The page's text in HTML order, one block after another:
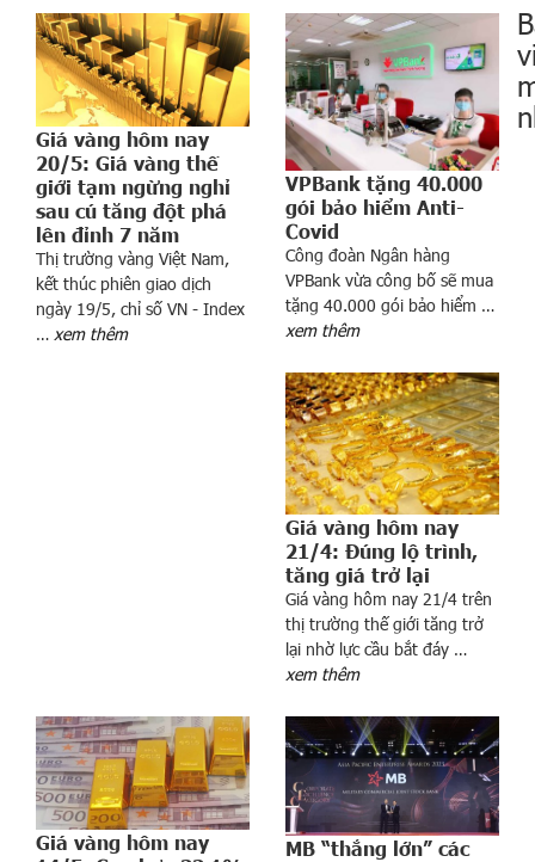
Giá vàng hôm nay
20/5: Giá vàng thế
giới tạm ngừng nghỉ
sau cú tăng đột phá
lên đỉnh 7 năm
Thị trường vàng Việt Nam,
kết thúc phiên giao dịch
ngày 19/5, chỉ số VN - Index
… xem thêm
VPBank tặng 40.000
gói bảo hiểm Anti-
Covid
Công đoàn Ngân hàng
VPBank vừa công bố sẽ mua
tặng 40.000 gói bảo hiểm …
xem thêm
Giá vàng hôm nay
21/4: Đúng lộ trình,
tăng giá trở lại
Giá vàng hôm nay 21/4 trên
thị trường thế giới tăng trở
lại nhờ lực cầu bắt đáy …
xem thêm
Giá vàng hôm nay
MB “thắng lớn” các